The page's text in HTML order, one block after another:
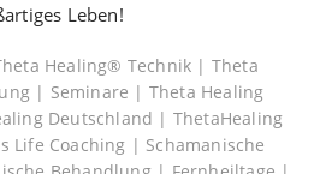
Leben!
Healing® Technik | Theta
| Seminare | Theta Healing
Deutschland | ThetaHealing
Life Coaching | Schamanische